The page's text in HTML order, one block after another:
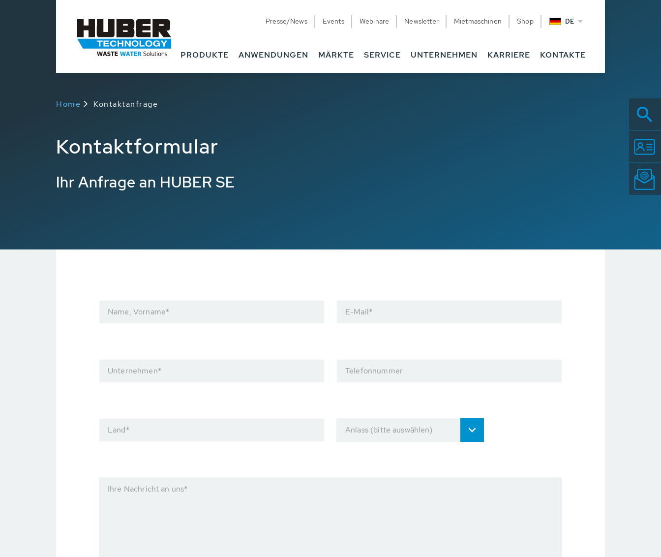
Presse/News Events Webinare Newsletter Mietmaschinen Shop DE
PRODUKTE ANWENDUNGEN MÄRKTE SERVICE UNTERNEHMEN KARRIERE KONTAKTE
Home Kontaktanfrage
Kontaktformular
Ihr Anfrage an HUBER SE
Name, Vorname* E-Mail*
Unternehmen* Telefonnummer
Land* Anlass (bitte auswählen)
Ihre Nachricht an uns*